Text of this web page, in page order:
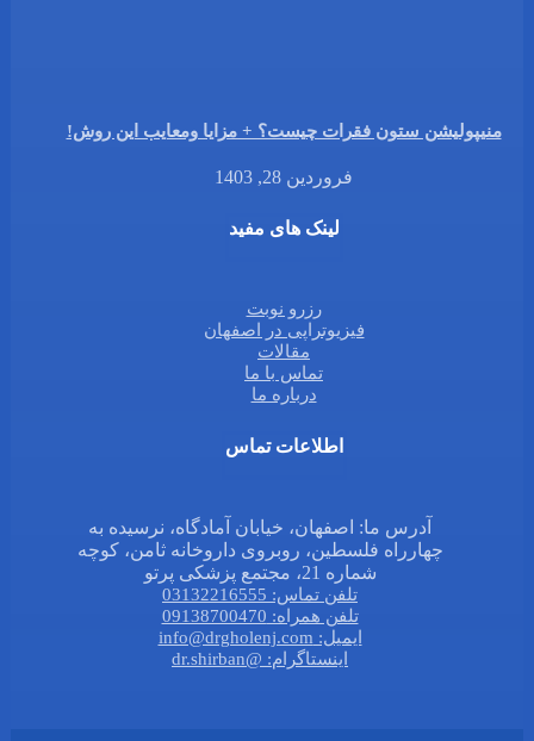
منیپولیشن ستون فقرات چیست؟ + مزایا ومعایب این روش!
فروردین 28, 1403
لینک های مفید
رزرو نوبت
فیزیوتراپی در اصفهان
مقالات
تماس با ما
درباره ما
اطلاعات تماس
آدرس ما: اصفهان، خیابان آمادگاه، نرسیده به
چهارراه فلسطین، روبروی داروخانه ثامن، کوچه
شماره 21، مجتمع پزشکی پرتو
تلفن تماس: 03132216555
تلفن همراه: 09138700470
ایمیل: info@drgholenj.com
اینستاگرام: @dr.shirban